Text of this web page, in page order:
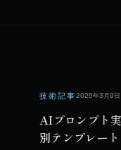
技術記事2026年3月9日
AIプロンプト
別テンプレート